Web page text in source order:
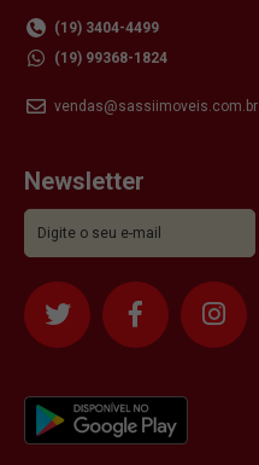
(19) 3404-4499
(19) 99368-1824
vendas@sassiimoveis.com.br
Newsletter